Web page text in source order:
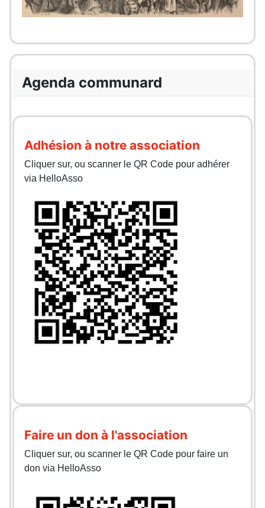
Agenda communard
Adhésion à notre association
Cliquer sur, ou scanner le QR Code pour adhérer
via HelloAsso
Faire un don à l'association
Cliquer sur, ou scanner le QR Code pour faire un
don via HelloAsso